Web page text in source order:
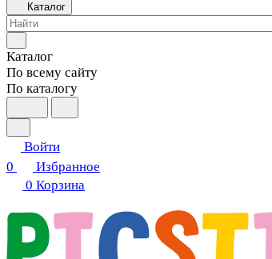
Каталог
Каталог
По всему сайту
По каталогу
Войти
0
Избранное
0 Корзина